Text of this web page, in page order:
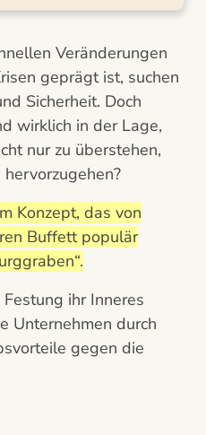
Veränderungen
geprägt ist, suchen
Sicherheit. Doch
wirklich in der Lage,
nur zu überstehen,
Konzept, das von
Buffett populär
ihr Inneres
Unternehmen durch
gegen die